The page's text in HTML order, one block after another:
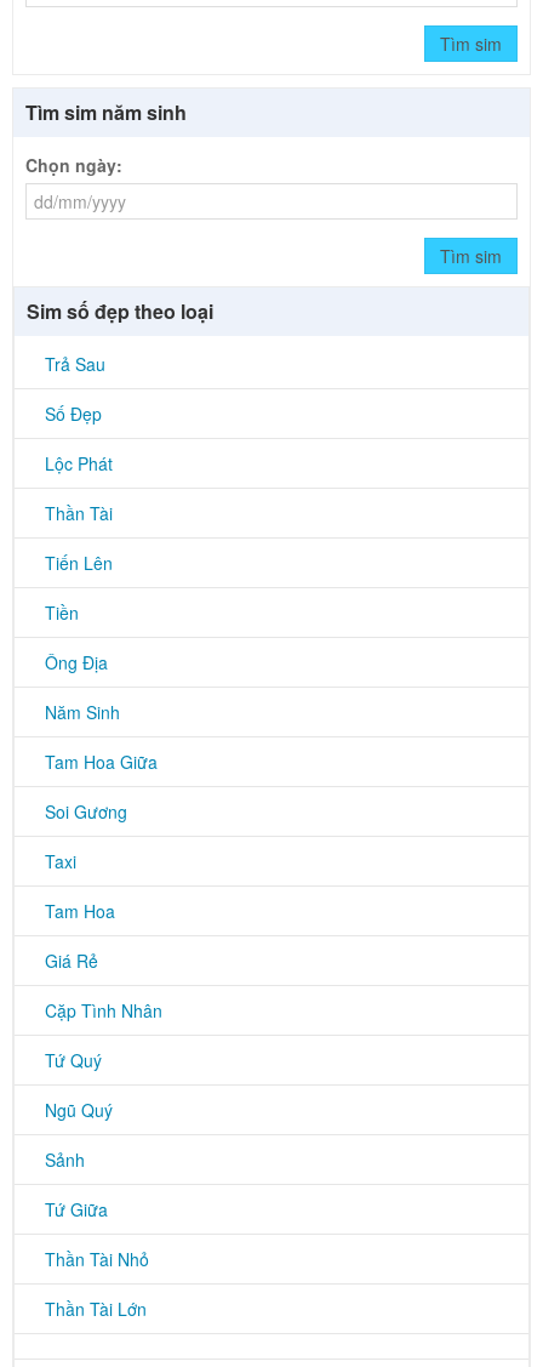
Tìm sim
Tìm sim năm sinh
Chọn ngày:
Tìm sim
Sim số đẹp theo loại
Trả Sau
Số Đẹp
Lộc Phát
Thần Tài
Tiến Lên
Tiền
Ông Địa
Năm Sinh
Tam Hoa Giữa
Soi Gương
Taxi
Tam Hoa
Giá Rẻ
Cặp Tình Nhân
Tứ Quý
Ngũ Quý
Sảnh
Tứ Giữa
Thần Tài Nhỏ
Thần Tài Lớn